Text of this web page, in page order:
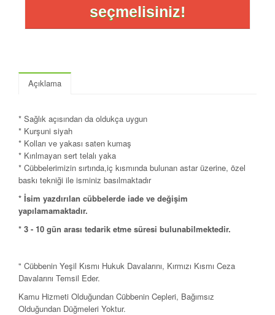
seçmelisiniz!
Açıklama
* Sağlık açısından da oldukça uygun
* Kurşuni siyah
* Kolları ve yakası saten kumaş
* Kırılmayan sert telalı yaka
* Cübbelerimizin sırtında,iç kısmında bulunan astar üzerine, özel
baskı tekniği ile isminiz basılmaktadır
* İsim yazdırılan cübbelerde iade ve değişim
yapılamamaktadır.
* 3 - 10 gün arası tedarik etme süresi bulunabilmektedir.
" Cübbenin Yeşil Kısmı Hukuk Davalarını, Kırmızı Kısmı Ceza
Davalarını Temsil Eder.
Kamu Hizmeti Olduğundan Cübbenin Cepleri, Bağımsız
Olduğundan Düğmeleri Yoktur.